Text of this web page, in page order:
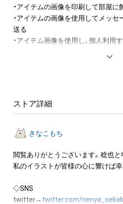
・アイテムの画像を印刷して部屋に
・アイテムの画像を使用してメッ
送る
・アイテム画像を使用し、個人利用
権(著作権、特許権、実用新案権、商
出願する権利を含みます。)を意味
けている者によって保護されていま
を保有していたとしても、本アイテ
・本アイテムの著作権を有する方、
の管理委託を受けている者からの事
ストア詳細
きなこもち
閲覧ありがとうございます。稔也と
私のイラストが皆様の心に響けば幸
◇SNS
twitter→ twitter.com/